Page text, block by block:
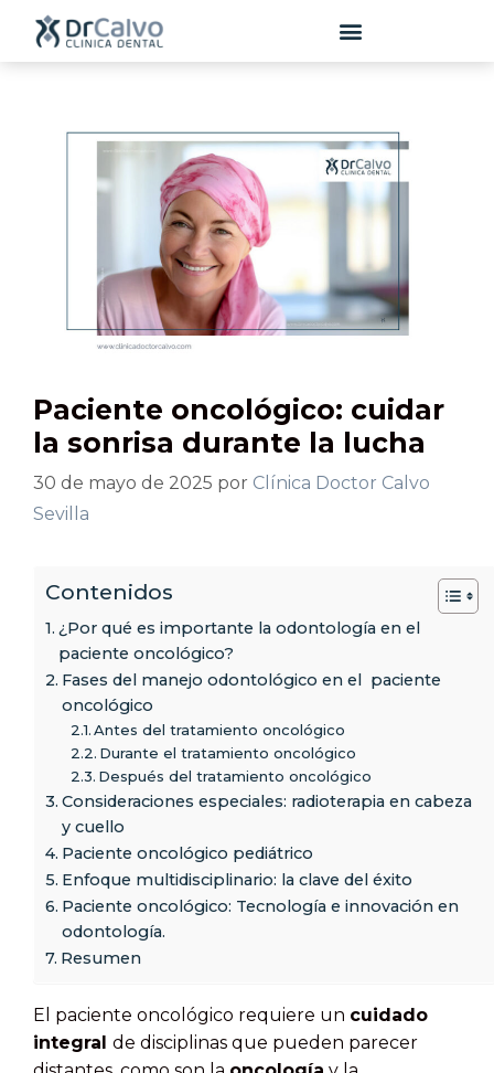
contenido
Paciente oncológico: cuidar
la sonrisa durante la lucha
30 de mayo de 2025 por Clínica Doctor Calvo
Sevilla
Contenidos
¿Por qué es importante la odontología en el
paciente oncológico?
Fases del manejo odontológico en el paciente
oncológico
Antes del tratamiento oncológico
Durante el tratamiento oncológico
Después del tratamiento oncológico
Consideraciones especiales: radioterapia en cabeza
y cuello
Paciente oncológico pediátrico
Enfoque multidisciplinario: la clave del éxito
Paciente oncológico: Tecnología e innovación en
odontología.
Resumen
El paciente oncológico requiere un cuidado
integral de disciplinas que pueden parecer